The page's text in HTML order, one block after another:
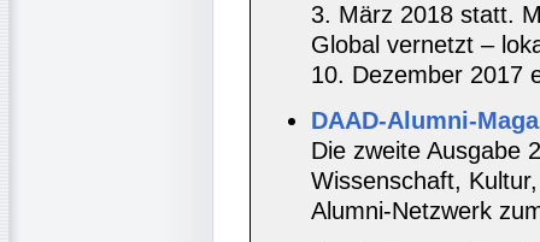
3. März 2018 statt.
Global vernetzt –
10. Dezember 2017
DAAD-Alumni-
Die zweite Ausgabe
Wissenschaft,
Alumni-Netzwerk